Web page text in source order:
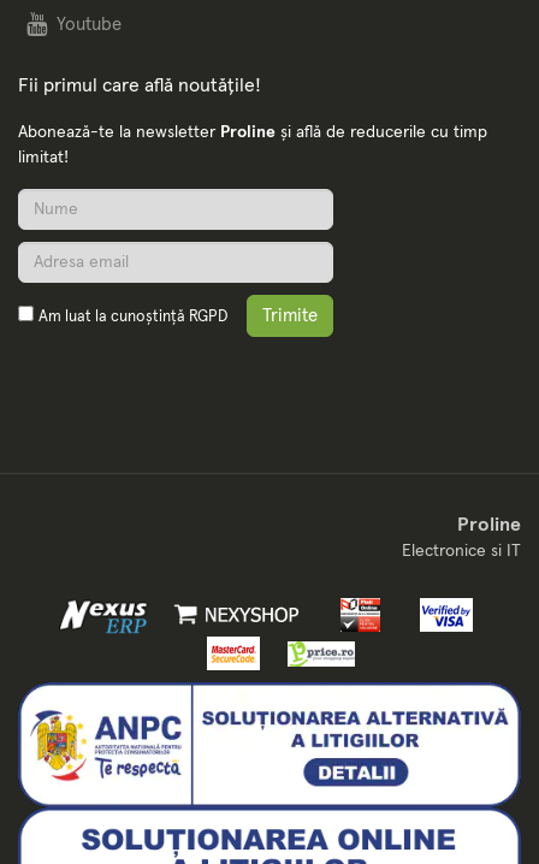
Youtube
Fii primul care află noutățile!
Abonează-te la newsletter Proline și află de reducerile cu timp
limitat!
Am luat la cunoștință RGPD Trimite
Proline
Electronice si IT